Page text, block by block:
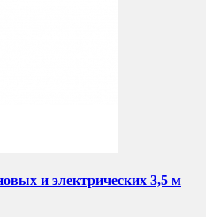
и электрических 3,5 м